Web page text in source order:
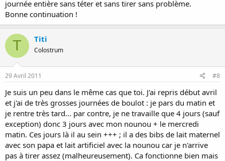
journée entière sans téter et sans tirer sans problème.
Bonne continuation !
T Titi
Colostrum
29 Avril 2011 #8
Je suis un peu dans le même cas que toi. J'ai repris début avril
et j'ai de très grosses journées de boulot : je pars du matin et
je rentre très tard... par contre, je ne travaille que 4 jours (sauf
exception) donc 3 jours avec mon nounou + le mercredi
matin. Ces jours là il au sein +++ ; il a des bibs de lait maternel
avec son papa et lait artificiel avec la nounou car je n'arrive
pas à tirer assez (malheureusement). Ca fonctionne bien mais